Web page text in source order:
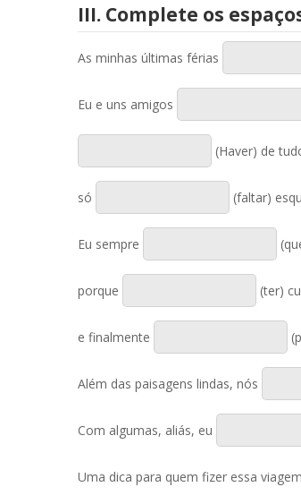
III. Complete os
As minhas últimas férias
Eu e uns amigos
(Haver) de
só (faltar)
Eu sempre
porque (ter)
e finalmente
Além das paisagens lindas, nós
Com algumas, aliás, eu
Uma dica para quem fizer essa